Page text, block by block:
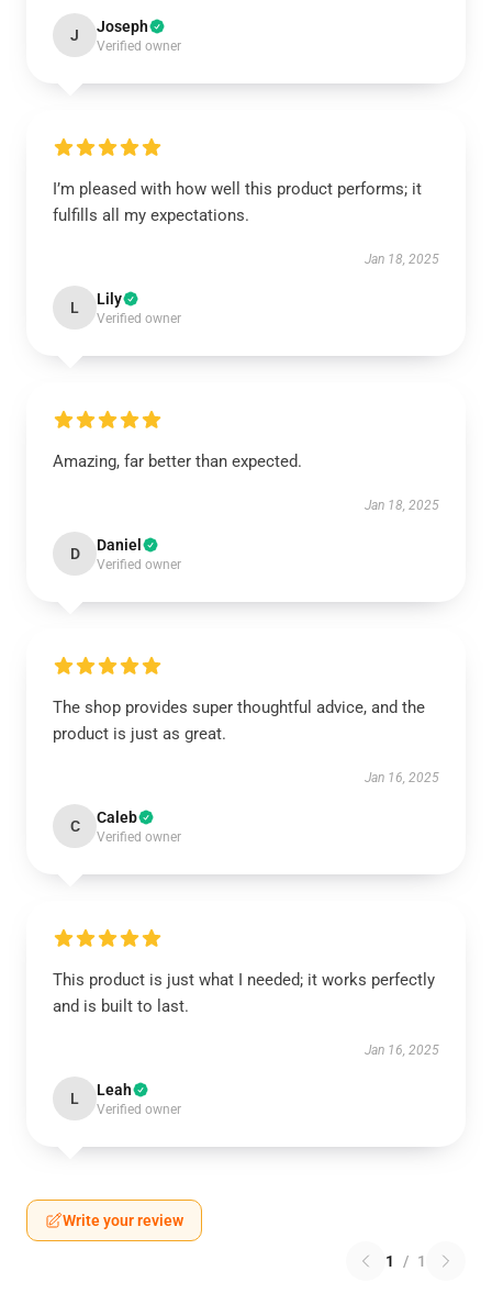
J Joseph
Verified owner
I’m pleased with how well this product performs; it
fulfills all my expectations.
Jan 18, 2025
L Lily
Verified owner
Amazing, far better than expected.
Jan 18, 2025
D Daniel
Verified owner
The shop provides super thoughtful advice, and the
product is just as great.
Jan 16, 2025
C Caleb
Verified owner
This product is just what I needed; it works perfectly
and is built to last.
Jan 16, 2025
L Leah
Verified owner
Write your review
1 / 1